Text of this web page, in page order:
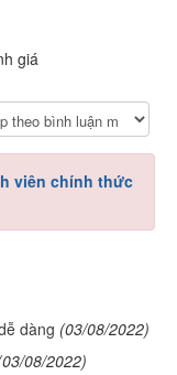
giá
viên chính thức
dàng (03/08/2022)
08/2022)